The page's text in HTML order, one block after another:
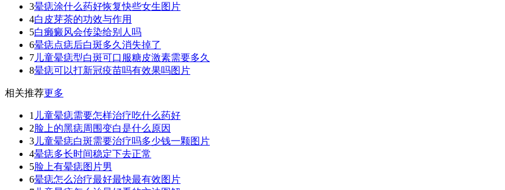
3晕痣涂什么药好恢复快些女生图片
4白皮芽茶的功效与作用
5白癞癜风会传染给别人吗
6晕痣点痣后白斑多久消失掉了
7 儿童晕痣型白斑可口服糖皮激素需要多久
8晕痣可以打新冠疫苗吗有效果吗图片
相关推荐更多
1 儿童晕痣需要怎样治疗吃什么药好
2脸上的黑痣周围变白是什么原因
3 儿童晕痣白斑需要治疗吗多少钱一颗图片
4晕痣多长时间稳定下去正常
5脸上有晕痣图片男
6晕痣怎么治疗最好最快最有效图片